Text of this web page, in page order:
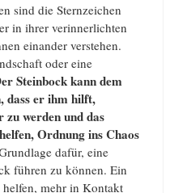
sind die Sternzeichen
in ihrer verinnerlichten
einander verstehen.
oder eine
Steinbock kann dem
dass er ihm hilft,
werden und das
Ordnung ins Chaos
dafür, eine
führen zu können. Ein
mehr in Kontakt